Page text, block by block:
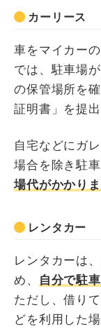
カーリース
車をマイカー
では、駐車場
の保管場所を
証明書」を提
自宅などにガ
場合を除き駐
場代がかかり
レンタカー
レンタカーは
め、
自分で駐
ただし、借り
どを利用した